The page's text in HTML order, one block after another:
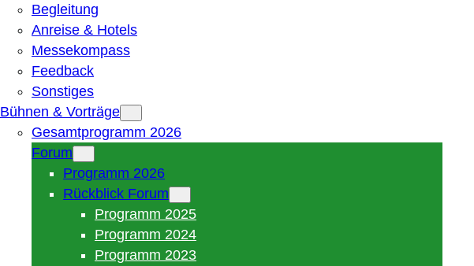
Begleitung
Anreise & Hotels
Messekompass
Feedback
Sonstiges
Bühnen & Vorträge
Gesamtprogramm 2026
Forum
Programm 2026
Rückblick Forum
Programm 2025
Programm 2024
Programm 2023